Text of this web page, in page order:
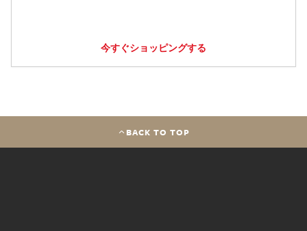
今すぐショッピングする
BACK TO TOP